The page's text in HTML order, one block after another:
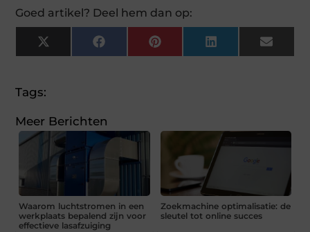
Goed artikel? Deel hem dan op:
X
(Twitter)
FacebookPinterestLinkedInEmail
Tags:
Meer Berichten
Waarom luchtstromen in een
werkplaats bepalend zijn voor
effectieve lasafzuiging
Zoekmachine optimalisatie: de
sleutel tot online succes